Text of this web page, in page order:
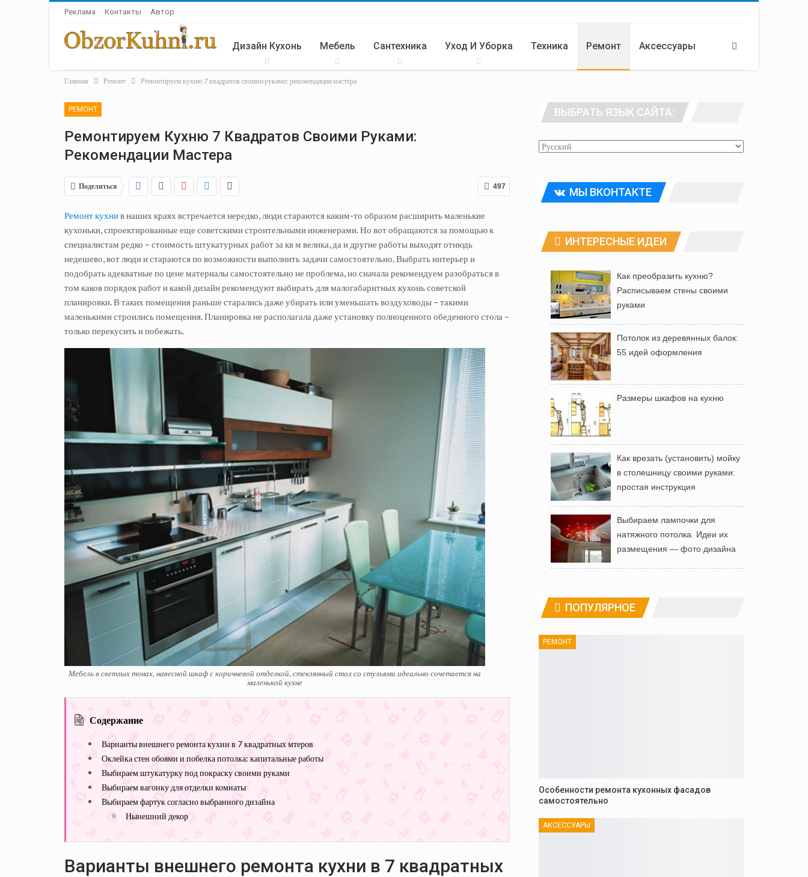
Реклама Контакты Автор
Дизайн Кухонь Мебель Сантехника Уход И Уборка Техника Ремонт Аксессуары
Главная Ремонт Ремонтируем кухню 7 квадратов своими руками: рекомендации мастера
РЕМОНТ
Ремонтируем Кухню 7 Квадратов Своими Руками:
Рекомендации Мастера
497
Поделиться
Ремонт кухнив наших краях встречается нередко, люди стараются каким-то образом расширить маленькие
кухоньки, спроектированные еще советскими строительными инженерами. Но вот обращаются за помощью к
специалистам редко – стоимость штукатурных работ за кв м велика, да и другие работы выходят отнюдь
недешево, вот люди и стараются по возможности выполнить задачи самостоятельно. Выбрать интерьер и
подобрать адекватные по цене материалы самостоятельно не проблема, но сначала рекомендуем разобраться в
том каков порядок работ и какой дизайн рекомендуют выбирать для малогабаритных кухонь советской
планировки. В таких помещения раньше старались даже убирать или уменьшать воздуховоды – такими
маленькими строились помещения. Планировка не располагала даже установку полноценного обеденного стола –
только перекусить и побежать.
Мебель в светлых тонах, навесной шкаф с коричневой отделкой, стеклянный стол со стульями идеально сочетается на
маленькой кухне
Содержание
Варианты внешнего ремонта кухни в 7 квадратных мтеров
Оклейка стен обоями и побелка потолка: капитальные работы
Выбираем штукатурку под покраску своими руками
Выбираем вагонку для отделки комнаты
Выбираем фартук согласно выбранного дизайна
Нынешний декор
Варианты внешнего ремонта кухни в 7 квадратных
ВЫБРАТЬ ЯЗЫК САЙТА:
МЫ ВКОНТАКТЕ
ИНТЕРЕСНЫЕ ИДЕИ
Как преобразить кухню?
Расписываем стены своими
руками
Потолок из деревянных балок:
55 идей оформления
Размеры шкафов на кухню
Как врезать (установить) мойку
в столешницу своими руками:
простая инструкция
Выбираем лампочки для
натяжного потолка. Идеи их
размещения — фото дизайна
ПОПУЛЯРНОЕ
РЕМОНТ
Особенности ремонта кухонных фасадов
самостоятельно
АКСЕССУАРЫ